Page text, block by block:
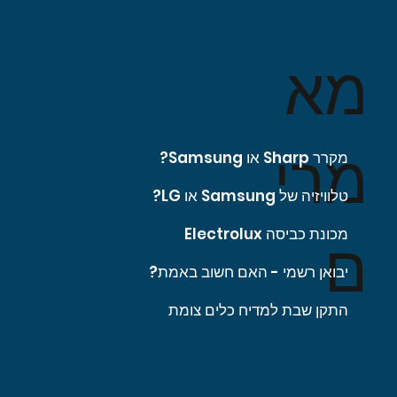
מא
מרי
ם
מקרר Sharp או Samsung?
טלוויזיה של Samsung או LG?
מכונת כביסה Electrolux
יבואן רשמי - האם חשוב באמת?
התקן שבת למדיח כלים צומת